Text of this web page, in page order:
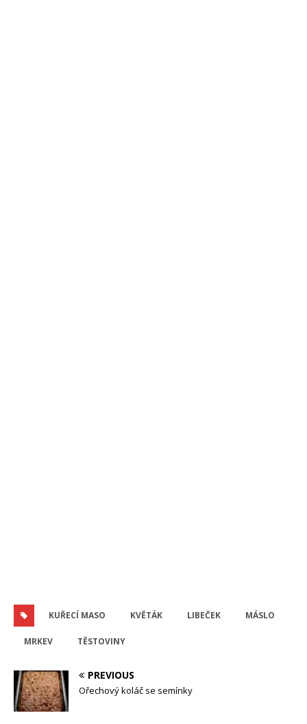
KUŘECÍ MASO KVĚTÁK LIBEČEK MÁSLO
MRKEV TĚSTOVINY
PREVIOUS
Ořechový koláč se semínky